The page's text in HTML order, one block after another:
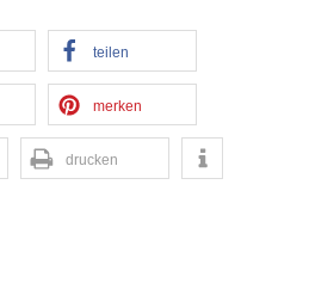
teilen
merken
drucken